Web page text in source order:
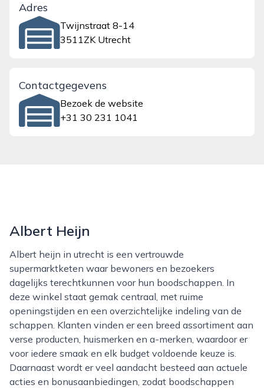
Adres
Twijnstraat 8-14
3511ZK Utrecht
Contactgegevens
Bezoek de website
+31 30 231 1041
Albert Heijn
Albert heijn in utrecht is een vertrouwde
supermarktketen waar bewoners en bezoekers
dagelijks terechtkunnen voor hun boodschappen. In
deze winkel staat gemak centraal, met ruime
openingstijden en een overzichtelijke indeling van de
schappen. Klanten vinden er een breed assortiment aan
verse producten, huismerken en a-merken, waardoor er
voor iedere smaak en elk budget voldoende keuze is.
Daarnaast wordt er veel aandacht besteed aan actuele
acties en bonusaanbiedingen, zodat boodschappen